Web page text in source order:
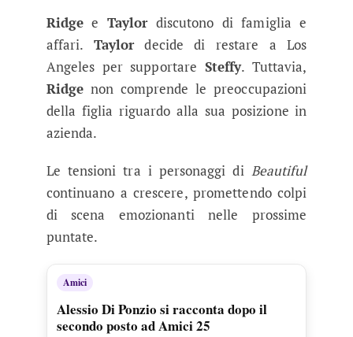
Ridge e Taylordiscutono di famiglia e
affari. Taylordecide di restare a Los
Angeles per supportare Steffy. Tuttavia,
Ridge non comprende le preoccupazioni
della figlia riguardo alla sua posizione in
azienda.
Le tensioni tra i personaggi di Beautiful
continuano a crescere, promettendo colpi
di scena emozionanti nelle prossime
puntate.
Amici
Alessio Di Ponzio si racconta dopo il
secondo posto ad Amici 25